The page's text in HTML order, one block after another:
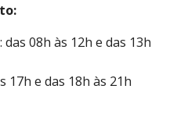
08h às 12h e das 13h
17h e das 18h às 21h